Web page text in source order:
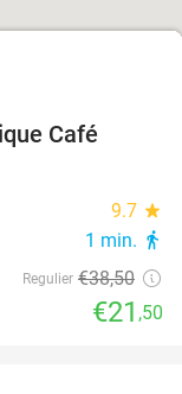
Café
9.7 star
1 min. directions_walk
Regulier €38,50
€21 ,50